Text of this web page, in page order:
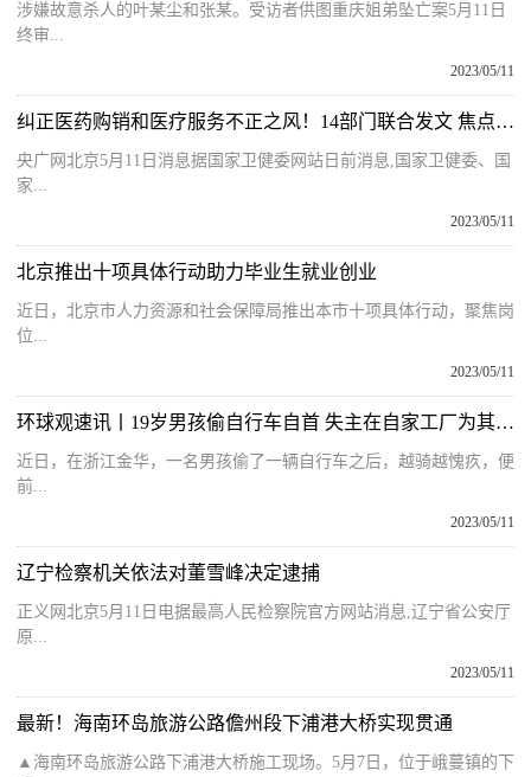
涉嫌故意杀人的叶某尘和张某。受访者供图重庆姐弟坠亡案5月11日
终审...
2023/05/11
纠正医药购销和医疗服务不正之风！14部门联合发文 焦点速读
央广网北京5月11日消息据国家卫健委网站日前消息,国家卫健委、国
家...
2023/05/11
北京推出十项具体行动助力毕业生就业创业
近日，北京市人力资源和社会保障局推出本市十项具体行动，聚焦岗
位...
2023/05/11
环球观速讯丨19岁男孩偷自行车自首 失主在自家工厂为其安排工作 失主：相信他本性不坏
近日，在浙江金华，一名男孩偷了一辆自行车之后，越骑越愧疚，便
前...
2023/05/11
辽宁检察机关依法对董雪峰决定逮捕
正义网北京5月11日电据最高人民检察院官方网站消息,辽宁省公安厅
原...
2023/05/11
最新！海南环岛旅游公路儋州段下浦港大桥实现贯通
▲海南环岛旅游公路下浦港大桥施工现场。5月7日，位于峨蔓镇的下